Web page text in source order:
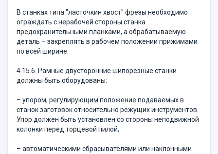
В станках типа "ласточкин хвост" фрезы необходимо
ограждать с нерабочей стороны станка
предохранительными планками, а обрабатываемую
деталь – закреплять в рабочем положении прижимами
по всей ширине.
4.15.6. Рамные двусторонние шипорезные станки
должны быть оборудованы:
– упором, регулирующим положение подаваемых в
станок заготовок относительно режущих инструментов.
Упор должен быть установлен со стороны неподвижной
колонки перед торцевой пилой;
– автоматическими сбрасывателями или наклонными